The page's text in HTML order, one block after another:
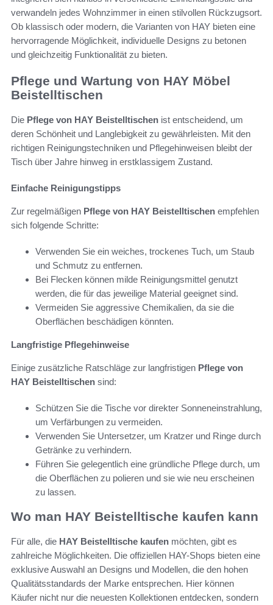
verwandeln jedes Wohnzimmer in einen stilvollen Rückzugsort.
Ob klassisch oder modern, die Varianten von HAY bieten eine
hervorragende Möglichkeit, individuelle Designs zu betonen
und gleichzeitig Funktionalität zu bieten.
Pflege und Wartung von HAY Möbel
Beistelltischen
Die Pflege von HAY Beistelltischen ist entscheidend, um
deren Schönheit und Langlebigkeit zu gewährleisten. Mit den
richtigen Reinigungstechniken und Pflegehinweisen bleibt der
Tisch über Jahre hinweg in erstklassigem Zustand.
Einfache Reinigungstipps
Zur regelmäßigen Pflege von HAY Beistelltischen empfehlen
sich folgende Schritte:
Verwenden Sie ein weiches, trockenes Tuch, um Staub
und Schmutz zu entfernen.
Bei Flecken können milde Reinigungsmittel genutzt
werden, die für das jeweilige Material geeignet sind.
Vermeiden Sie aggressive Chemikalien, da sie die
Oberflächen beschädigen könnten.
Langfristige Pflegehinweise
Einige zusätzliche Ratschläge zur langfristigen Pflege von
HAY Beistelltischen sind:
Schützen Sie die Tische vor direkter Sonneneinstrahlung,
um Verfärbungen zu vermeiden.
Verwenden Sie Untersetzer, um Kratzer und Ringe durch
Getränke zu verhindern.
Führen Sie gelegentlich eine gründliche Pflege durch, um
die Oberflächen zu polieren und sie wie neu erscheinen
zu lassen.
Wo man HAY Beistelltische kaufen kann
Für alle, die HAY Beistelltische kaufen möchten, gibt es
zahlreiche Möglichkeiten. Die offiziellen HAY-Shops bieten eine
exklusive Auswahl an Designs und Modellen, die den hohen
Qualitätsstandards der Marke entsprechen. Hier können
Käufer nicht nur die neuesten Kollektionen entdecken, sondern